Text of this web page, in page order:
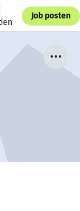
Job posten